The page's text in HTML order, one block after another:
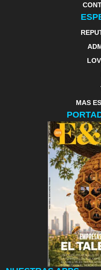
MAS